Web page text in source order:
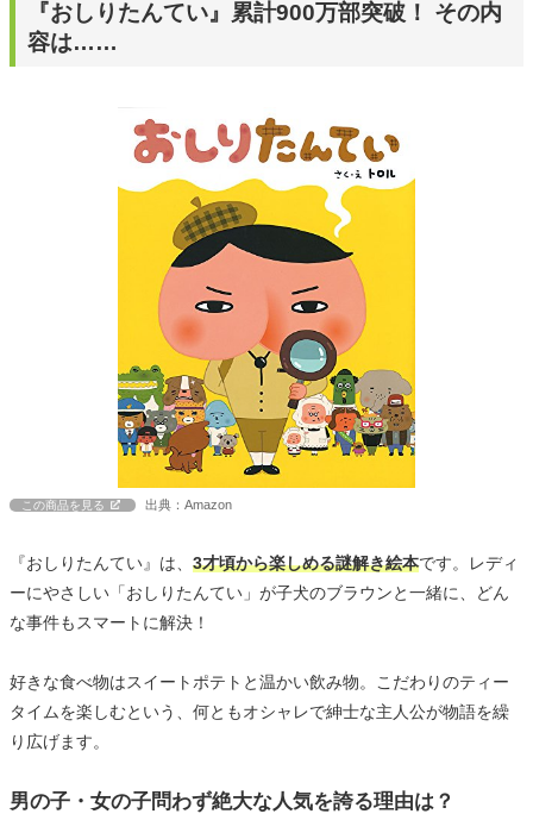
『おしりたんてい』累計900万部突破！ その内
容は……
この商品を見る 出典：Amazon
『おしりたんてい』は、 3才頃から楽しめる謎解き絵本です。レディ
ーにやさしい「おしりたんてい」が子犬のブラウンと一緒に、どん
な事件もスマートに解決！
好きな食べ物はスイートポテトと温かい飲み物。こだわりのティー
タイムを楽しむという、何ともオシャレで紳士な主人公が物語を繰
り広げます。
男の子・女の子問わず絶大な人気を誇る理由は？